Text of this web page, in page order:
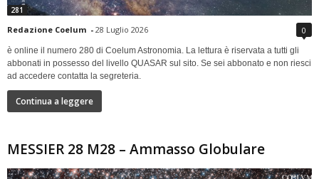
281
Redazione Coelum - 28 Luglio 2026 0
è online il numero 280 di Coelum Astronomia. La lettura è riservata a tutti gli
abbonati in possesso del livello QUASAR sul sito. Se sei abbonato e non riesci
ad accedere contatta la segreteria.
Continua a leggere
MESSIER 28 M28 – Ammasso Globulare